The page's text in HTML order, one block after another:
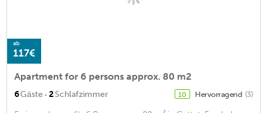
ab
117€
Apartment for 6 persons approx. 80 m2
6Gäste · 2Schlafzimmer 10 Hervorragend (3)